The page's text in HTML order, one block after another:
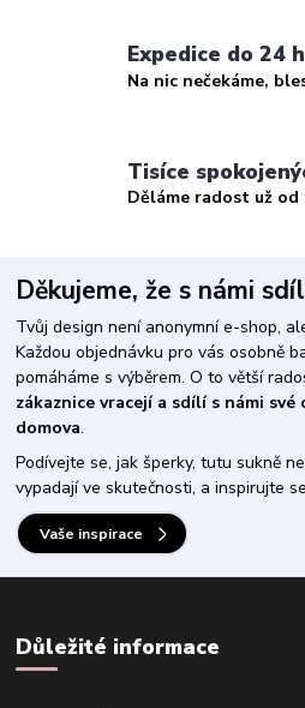
Expedice do 24
Na nic nečekáme,
Tisíce
Děláme radost už od
Děkujeme, že s námi
Tvůj design není anonymní e-shop,
Každou objednávku pro vás osobně
pomáháme s výběrem. O to větší
zákaznice vracejí a sdílí s námi
domova.
Podívejte se, jak šperky, tutu sukně
vypadají ve skutečnosti, a inspirujte
Vaše inspirace
Důležité informace